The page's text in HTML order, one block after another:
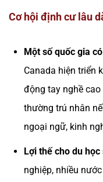
Cơ hội định cư lâu
Một số quốc gia
Canada hiện triển
động tay nghề
thường trú nhân
ngoại ngữ, kinh
Lợi thế cho du
nghiệp, nhiều